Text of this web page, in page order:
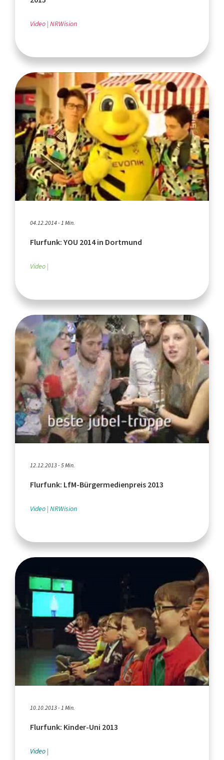
Video NRWision
04.12.2014 - 1 Min.
Flurfunk: YOU 2014 in Dortmund
Video
12.12.2013 - 5 Min.
Flurfunk: LfM-Bürgermedienpreis 2013
Video NRWision
10.10.2013 - 1 Min.
Flurfunk: Kinder-Uni 2013
Video